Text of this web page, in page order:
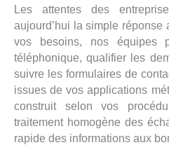
Les attentes des
aujourd’hui la simple réponse
vos besoins, nos équipes
téléphonique, qualifier les
suivre les formulaires de
issues de vos applications
construit selon vos
traitement homogène des
rapide des informations aux